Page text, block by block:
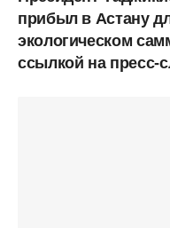
прибыл в Астану
экологическом
ссылкой на пресс-